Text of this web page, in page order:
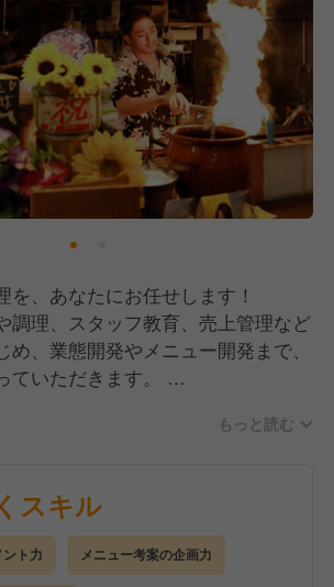
を、あなたにお任せします！
調理、スタッフ教育、売上管理など
め、業態開発やメニュー開発まで、
ていただきます。
をまとめ、お店を引っ張っていくリ
もっと読む
スキル
ト力 メニュー考案の企画力